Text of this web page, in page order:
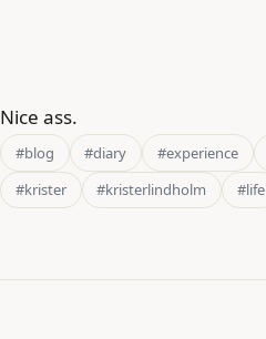
Nice ass.
#blog #diary #experience
#krister
#kristerlindholm #life